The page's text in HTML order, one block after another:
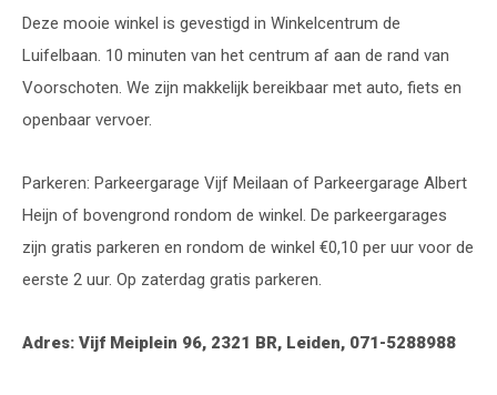
Deze mooie winkel is gevestigd in Winkelcentrum de
Luifelbaan. 10 minuten van het centrum af aan de rand van
Voorschoten. We zijn makkelijk bereikbaar met auto, fiets en
openbaar vervoer.
Parkeren: Parkeergarage Vijf Meilaan of Parkeergarage Albert
Heijn of bovengrond rondom de winkel. De parkeergarages
zijn gratis parkeren en rondom de winkel €0,10 per uur voor de
eerste 2 uur. Op zaterdag gratis parkeren.
Adres: Vijf Meiplein 96, 2321 BR, Leiden, 071-5288988